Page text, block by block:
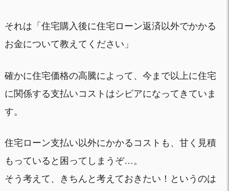
それは「住宅購入後に住宅ローン返済以外でかかる
お金について教えてください」
確かに住宅価格の高騰によって、今まで以上に住宅
に関係する支払いコストはシビアになってきていま
す。
住宅ローン支払い以外にかかるコストも、甘く見積
もっていると困ってしまうぞ…。
そう考えて、きちんと考えておきたい！というのは